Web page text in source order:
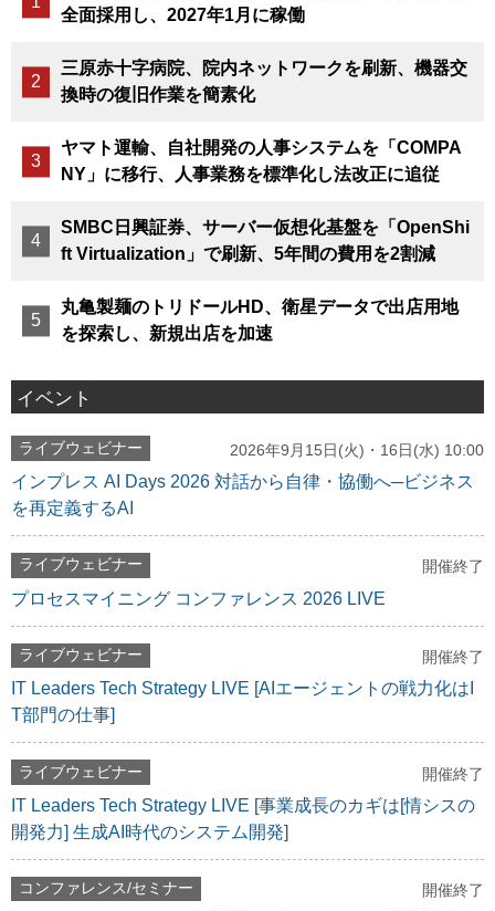
全面採用し、2027年1月に稼働
三原赤十字病院、院内ネットワークを刷新、機器交
換時の復旧作業を簡素化
ヤマト運輸、自社開発の人事システムを「COMPA
NY」に移行、人事業務を標準化し法改正に追従
SMBC日興証券、サーバー仮想化基盤を「OpenShi
ft Virtualization」で刷新、5年間の費用を2割減
丸亀製麺のトリドールHD、衛星データで出店用地
を探索し、新規出店を加速
イベント
ライブウェビナー 2026年9月15日(火)・16日(水) 10:00
インプレス AI Days 2026 対話から自律・協働へ─ビジネス
を再定義するAI
ライブウェビナー 開催終了
プロセスマイニング コンファレンス 2026 LIVE
ライブウェビナー 開催終了
IT Leaders Tech Strategy LIVE [AIエージェントの戦力化はI
T部門の仕事]
ライブウェビナー 開催終了
IT Leaders Tech Strategy LIVE [事業成長のカギは[情シスの
開発力] 生成AI時代のシステム開発]
コンファレンス/セミナー 開催終了